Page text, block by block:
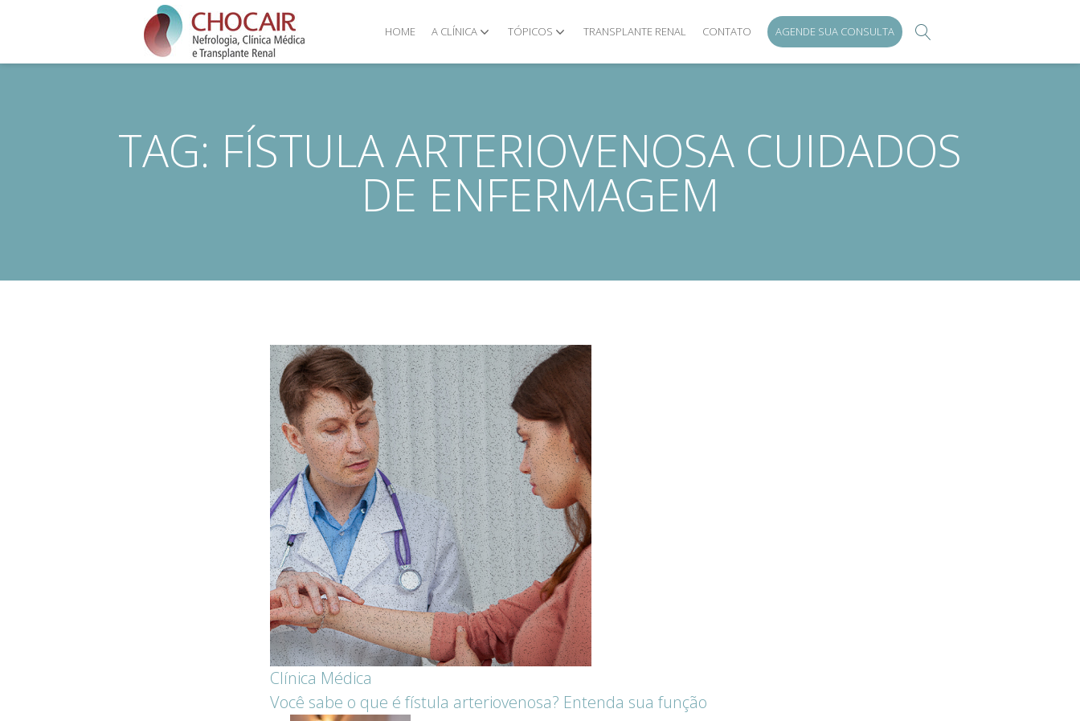
HOME A CLÍNICA TÓPICOS TRANSPLANTE RENAL CONTATO AGENDE SUA CONSULTA
TAG: FÍSTULA ARTERIOVENOSA CUIDADOS
DE ENFERMAGEM
Clínica Médica
Você sabe o que é fístula arteriovenosa? Entenda sua função